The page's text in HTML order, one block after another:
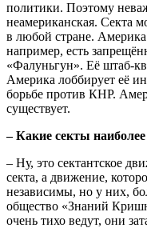
политики. Поэтому
неамериканская. Секта
в любой стране. Америка
например, есть
«Фалуньгун». Её штаб-
Америка лоббирует её
борьбе против КНР.
существует.
– Какие секты
– Ну, это сектантское
секта, а движение,
независимы, но у них,
общество «Знаний
очень тихо ведут, они